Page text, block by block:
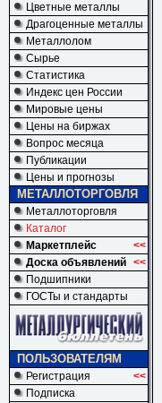
Цветные металлы
Драгоценные металлы
Металлолом
Сырье
Статистика
Индекс цен России
Мировые цены
Цены на биржах
Вопрос месяца
Публикации
Цены и прогнозы
МЕТАЛЛОТОРГОВЛЯ
Металлоторговля
Каталог
Маркетплейс
<<
Доска объявлений <<
Подшипники
ГОСТы и стандарты
ПОЛЬЗОВАТЕЛЯМ
Регистрация
<<
Подписка